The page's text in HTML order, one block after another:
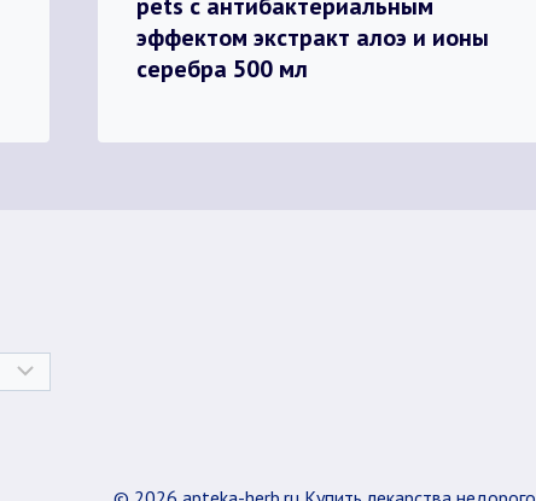
эффектом экстракт алоэ и ионы
серебра 500 мл